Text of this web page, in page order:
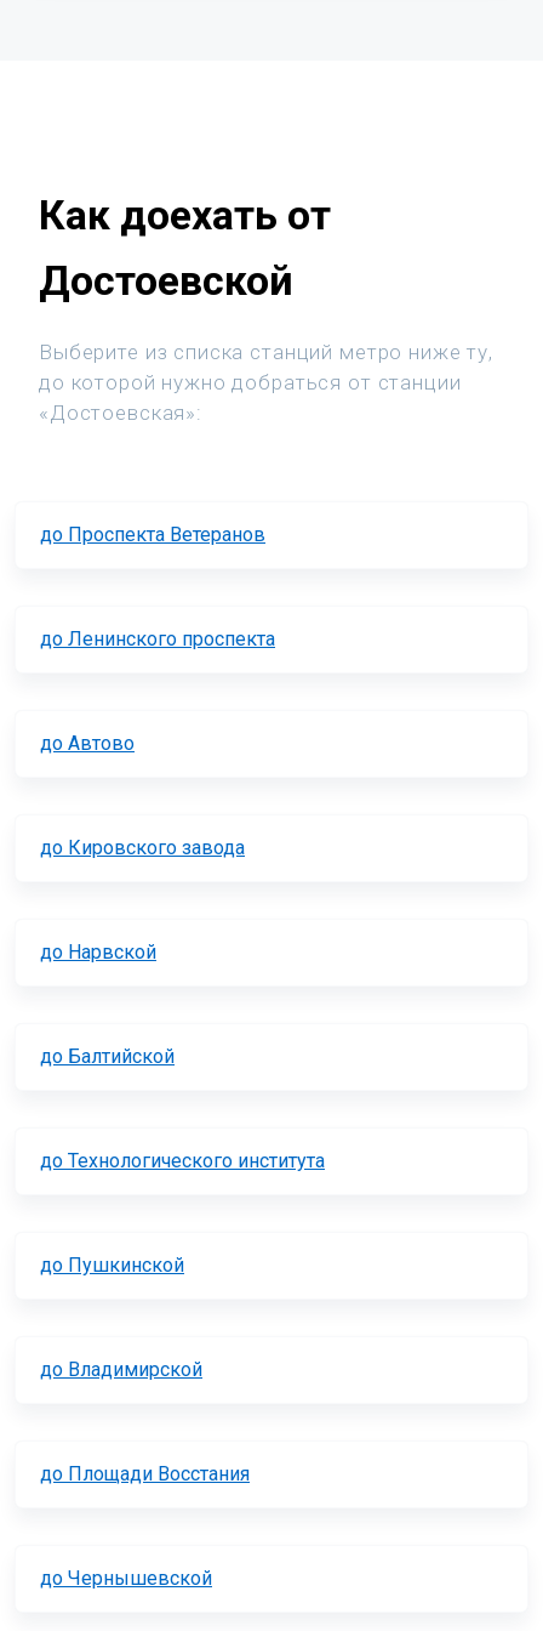
Как доехать от
Достоевской
Выберите из списка станций метро ниже ту,
до которой нужно добраться от станции
«Достоевская»:
до Проспекта Ветеранов
до Ленинского проспекта
до Автово
до Кировского завода
до Нарвской
до Балтийской
до Технологического института
до Пушкинской
до Владимирской
до Площади Восстания
до Чернышевской